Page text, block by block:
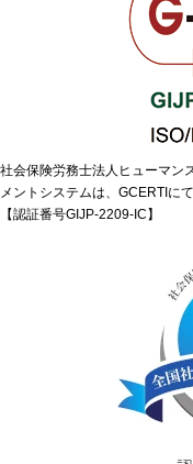
社会保険労務士法人ヒューマン
メントシステムは、GCERTIに
【認証番号GIJP-2209-IC】